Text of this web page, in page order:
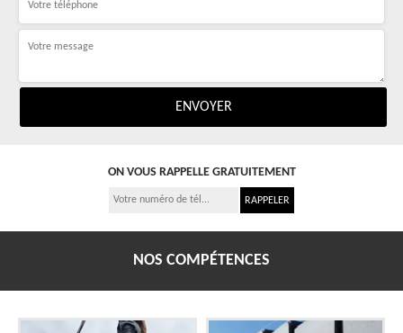
ON VOUS RAPPELLE GRATUITEMENT
NOS COMPÉTENCES